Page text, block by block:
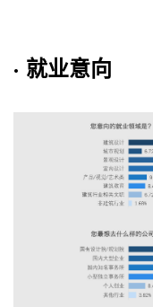
· 就业意向